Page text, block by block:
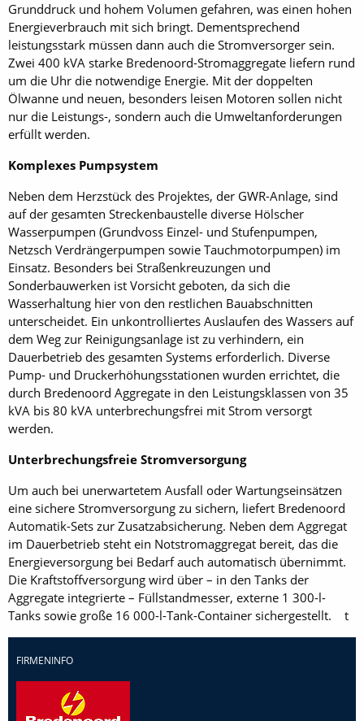
Grunddruck und hohem Volumen gefahren, was einen hohen
Energieverbrauch mit sich bringt. Dementsprechend
leistungsstark müssen dann auch die Stromversorger sein.
Zwei 400 kVA starke Bredenoord-Stromaggregate liefern rund
um die Uhr die notwendige Energie. Mit der doppelten
Ölwanne und neuen, besonders leisen Motoren sollen nicht
nur die Leistungs-, sondern auch die Umweltanforderungen
erfüllt werden.
Komplexes Pumpsystem
Neben dem Herzstück des Projektes, der GWR-Anlage, sind
auf der gesamten Streckenbaustelle diverse Hölscher
Wasserpumpen (Grundvoss Einzel- und Stufenpumpen,
Netzsch Verdrängerpumpen sowie Tauchmotorpumpen) im
Einsatz. Besonders bei Straßenkreuzungen und
Sonderbauwerken ist Vorsicht geboten, da sich die
Wasserhaltung hier von den restlichen Bauabschnitten
unterscheidet. Ein unkontrolliertes Auslaufen des Wassers auf
dem Weg zur Reinigungsanlage ist zu verhindern, ein
Dauerbetrieb des gesamten Systems erforderlich. Diverse
Pump- und Druckerhöhungsstationen wurden errichtet, die
durch Bredenoord Aggregate in den Leistungsklassen von 35
kVA bis 80 kVA unterbrechungsfrei mit Strom versorgt
werden.
Unterbrechungsfreie Stromversorgung
Um auch bei unerwartetem Ausfall oder Wartungseinsätzen
eine sichere Stromversorgung zu sichern, liefert Bredenoord
Automatik-Sets zur Zusatzabsicherung. Neben dem Aggregat
im Dauerbetrieb steht ein Notstromaggregat bereit, das die
Energieversorgung bei Bedarf auch automatisch übernimmt.
Die Kraftstoffversorgung wird über – in den Tanks der
Aggregate integrierte – Füllstandmesser, externe 1 300-l-
Tanks sowie große 16 000-l-Tank-Container sichergestellt. t
FIRMENINFO